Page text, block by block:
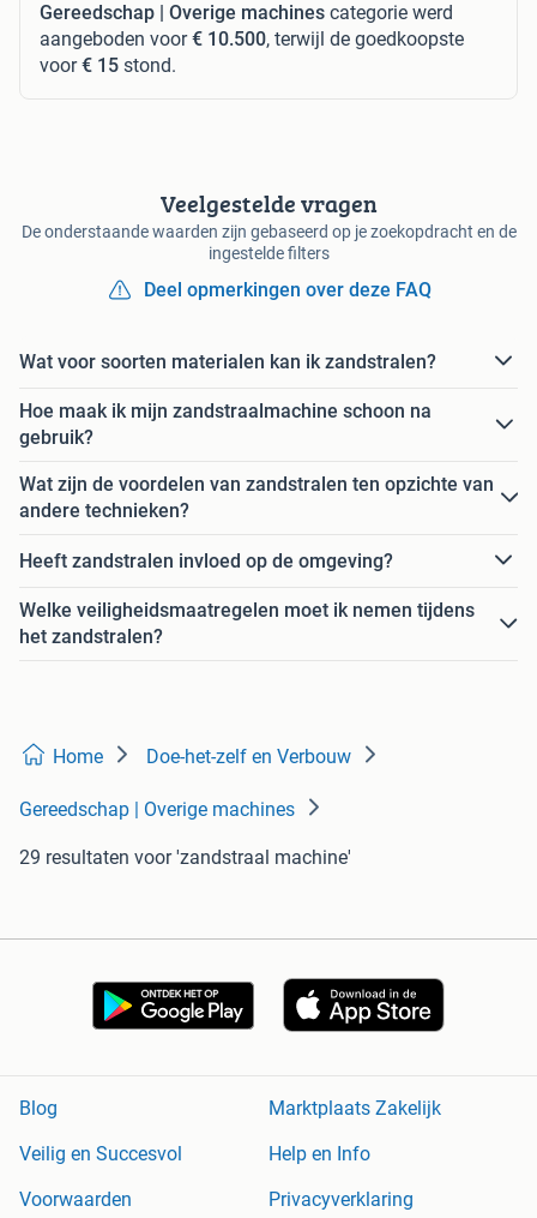
Gereedschap | Overige machines categorie werd
aangeboden voor€ 10.500, terwijl de goedkoopste
voor€ 15 stond.
Veelgestelde vragen
De onderstaande waarden zijn gebaseerd op je zoekopdracht en de
ingestelde filters
Deel opmerkingen over deze FAQ
Wat voor soorten materialen kan ik zandstralen?
Hoe maak ik mijn zandstraalmachine schoon na
gebruik?
Wat zijn de voordelen van zandstralen ten opzichte van
andere technieken?
Heeft zandstralen invloed op de omgeving?
Welke veiligheidsmaatregelen moet ik nemen tijdens
het zandstralen?
Home Doe-het-zelf en Verbouw
Gereedschap | Overige machines
29 resultaten voor 'zandstraal machine'
Blog
Marktplaats Zakelijk
Veilig en Succesvol
Help en Info
Voorwaarden
Privacyverklaring